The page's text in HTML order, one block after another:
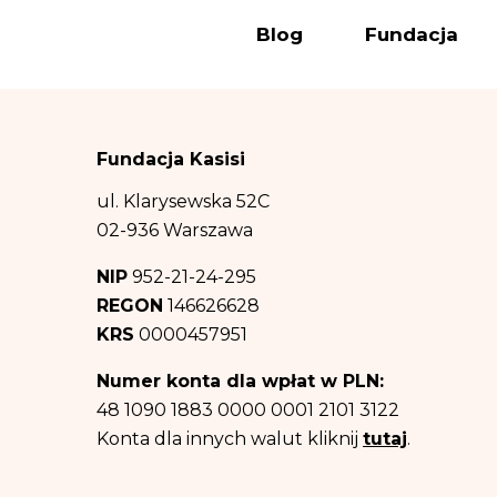
(polegający na
ww. celów – co
Odbiorcą
informacji na
prawa. Dane
Dane osobowe
informacji na
Posiadasz prawo
przetwarzania,
Posiadasz
razie uznania, iż
Blog Fundacja
Fundacja Kasisi
ul. Klarysewska 52C
02-936 Warszawa
NIP 952-21-24-295
REGON 146626628
KRS 0000457951
Numer konta dla wpłat w PLN:
48 1090 1883 0000 0001 2101 3122
Konta dla innych walut kliknij tutaj.